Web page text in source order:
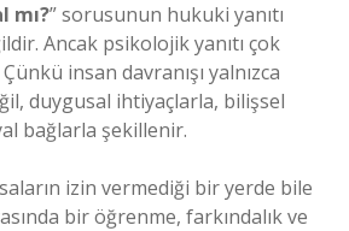
mı?” sorusunun hukuki yanıtı
Ancak psikolojik yanıtı çok
insan davranışı yalnızca
duygusal ihtiyaçlarla, bilişsel
bağlarla şekillenir.
izin vermediği bir yerde bile
bir öğrenme, farkındalık ve